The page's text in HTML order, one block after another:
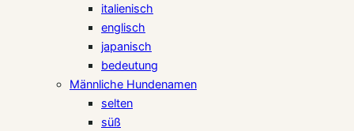
italienisch
englisch
japanisch
bedeutung
Männliche Hundenamen
selten
süß